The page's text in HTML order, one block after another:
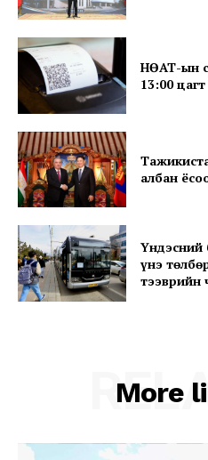
НӨАТ-ын
13:00
албан
Үндэсний
үнэ
тээврийн
More